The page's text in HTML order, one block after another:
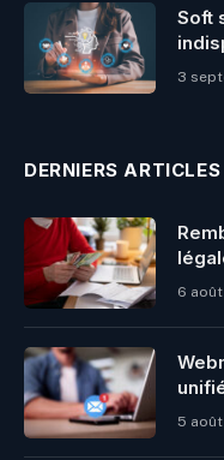
Soft
3
DERNIERS ARTICLES
6
5